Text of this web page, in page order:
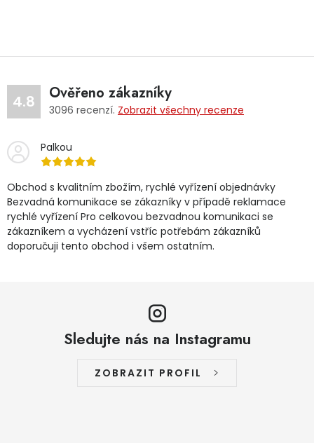
4.8 Ověřeno zákazníky
3096 recenzí. Zobrazit všechny recenze
Palkou
Obchod s kvalitním zbožím, rychlé vyřízení objednávky
Bezvadná komunikace se zákazníky v případě reklamace
rychlé vyřízení Pro celkovou bezvadnou komunikaci se
zákazníkem a vycházení vstříc potřebám zákazníků
doporučuji tento obchod i všem ostatním.
Sledujte nás na Instagramu
ZOBRAZIT PROFIL